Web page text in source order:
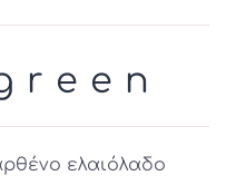
r e e n
ελαιόλαδο